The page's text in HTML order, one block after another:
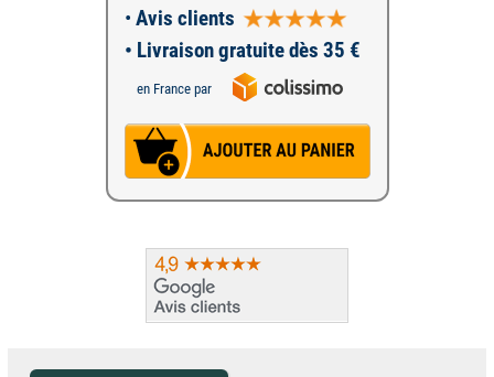
• Avis clients
• Livraison gratuite dès 35 €
en France par